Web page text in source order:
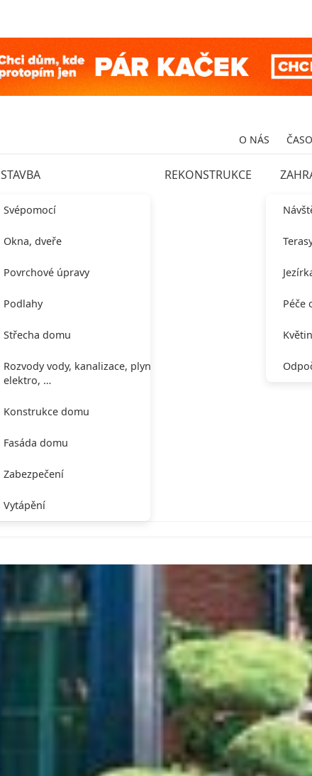
O NÁS
STAVBA
Svépomocí
Okna, dveře
Povrchové úpravy
Podlahy
Střecha domu
Rozvody vody, kanalizace, plynu,
elektro, …
Konstrukce domu
Fasáda domu
Zabezpečení
Vytápění
REKONSTRUKCE
Péče